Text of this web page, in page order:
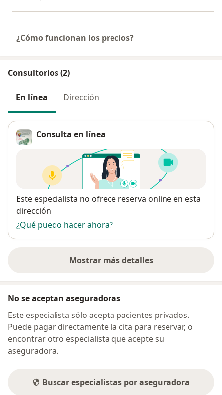
¿Cómo funcionan los precios?
Consultorios (2)
En línea Dirección
Consulta en línea
Disponibilidad
Este especialista no ofrece reserva online en esta
dirección
¿Qué puedo hacer ahora?
Mostrar más detalles
sobre la dirección
No se aceptan aseguradoras
Este especialista sólo acepta pacientes privados.
Puede pagar directamente la cita para reservar, o
encontrar otro especialista que acepte su
aseguradora.
Buscar especialistas por aseguradora